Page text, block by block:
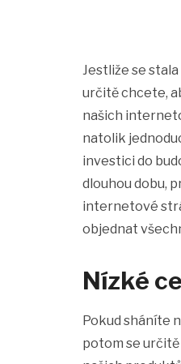
Jestliže se
určitě chcete,
našich
natolik
investici do
dlouhou dobu,
internetové
objednat
Nízké
Pokud sháníte
potom se